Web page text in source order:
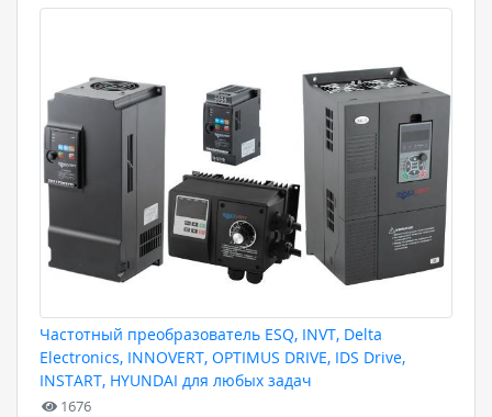
Частотный преобразователь ESQ, INVT, Delta
Electronics, INNOVERT, OPTIMUS DRIVE, IDS Drive,
INSTART, HYUNDAI для любых задач
1676